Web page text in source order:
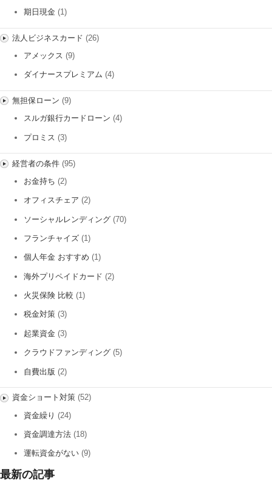
期日現金 (1)
法人ビジネスカード (26)
アメックス (9)
ダイナースプレミアム (4)
無担保ローン (9)
スルガ銀行カードローン (4)
プロミス (3)
経営者の条件(95)
お金持ち (2)
オフィスチェア (2)
ソーシャルレンディング (70)
フランチャイズ (1)
個人年金 おすすめ (1)
海外プリペイドカード (2)
火災保険 比較 (1)
税金対策 (3)
起業資金 (3)
クラウドファンディング (5)
自費出版 (2)
資金ショート対策(52)
資金繰り (24)
資金調達方法 (18)
運転資金がない (9)
最新の記事